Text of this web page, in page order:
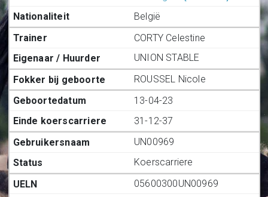
België
CORTY Celestine
UNION STABLE
ROUSSEL Nicole
13-04-23
31-12-37
UN00969
Koerscarriere
05600300UN00969